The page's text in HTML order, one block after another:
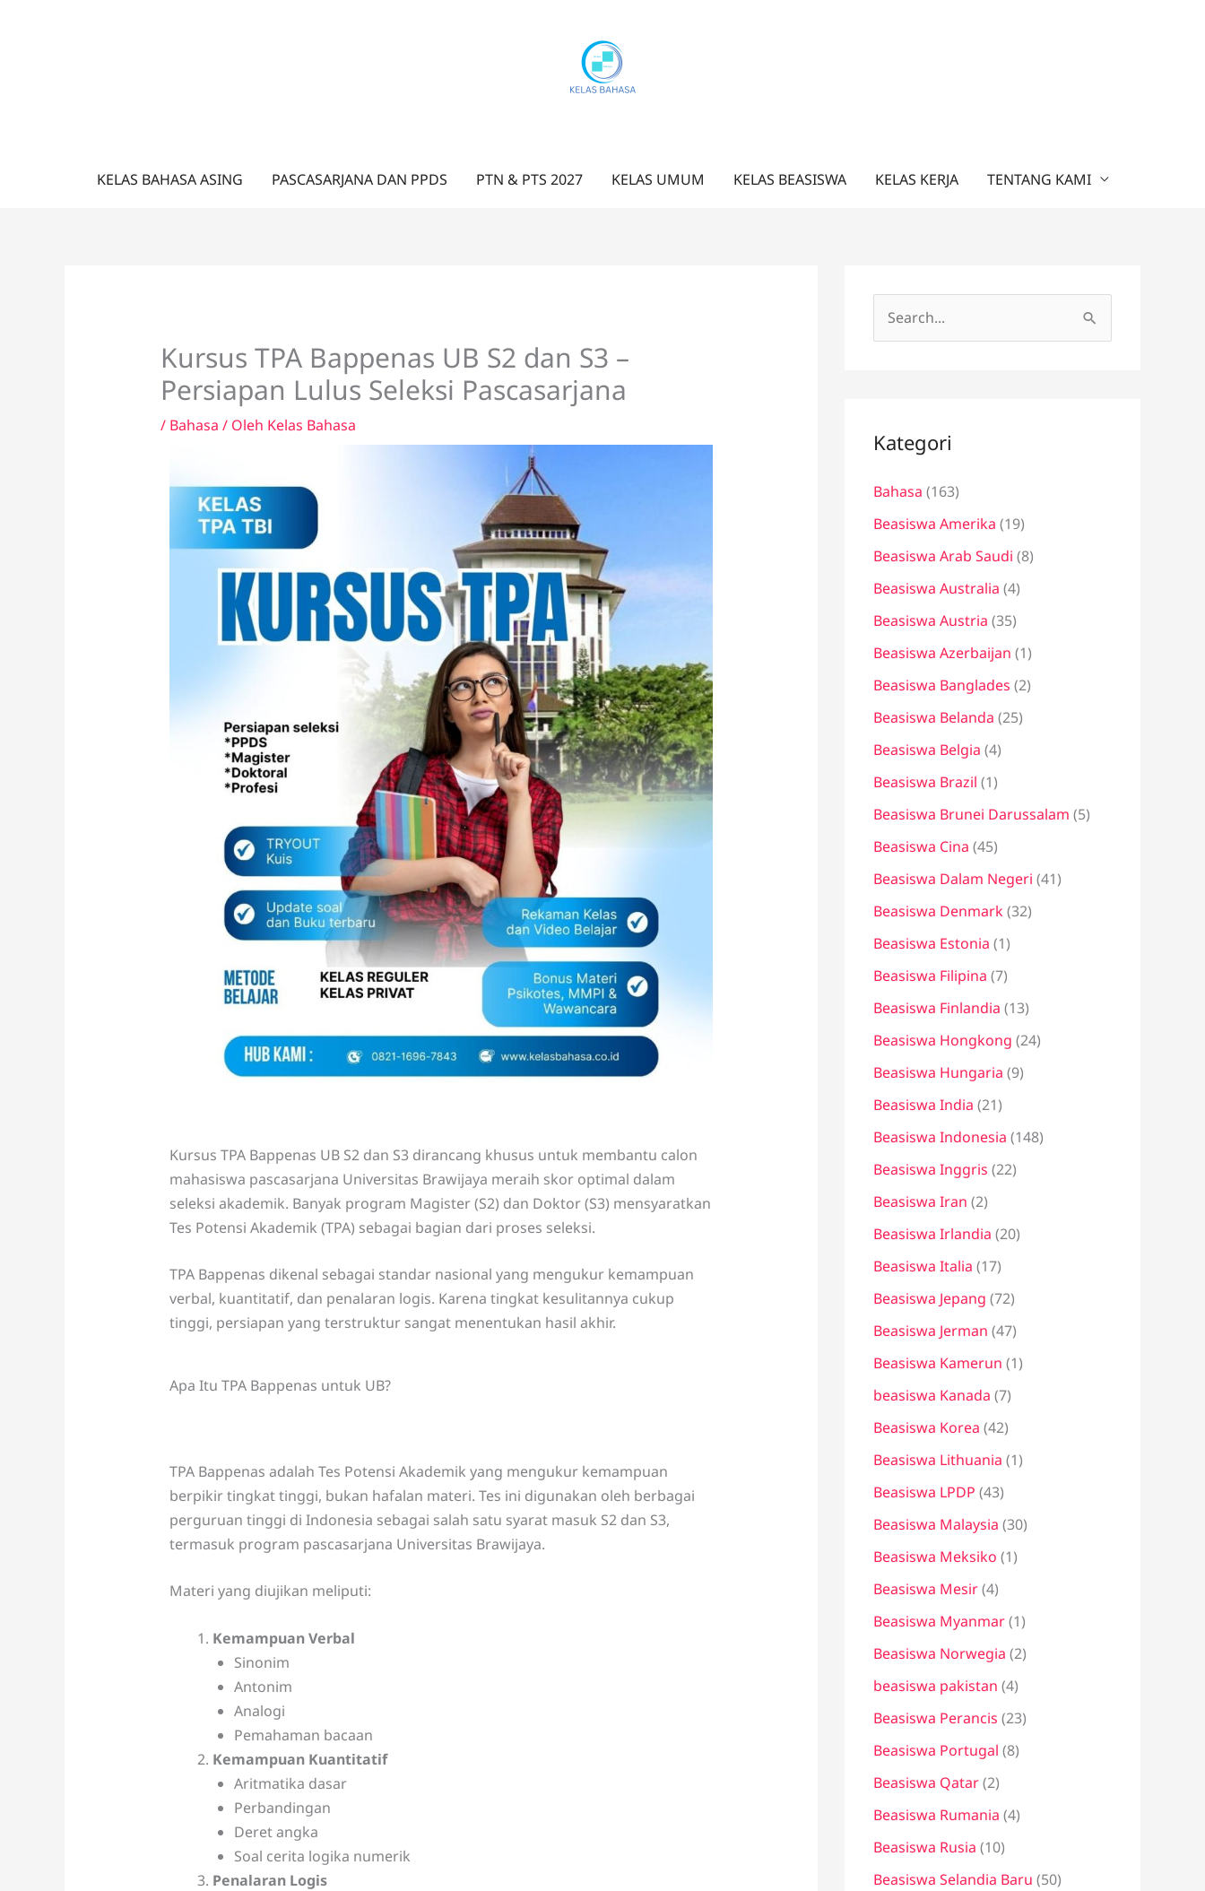
KELAS BAHASA ASING PASCASARJANA DAN PPDS PTN & PTS 2027 KELAS UMUM KELAS BEASISWA KELAS KERJA TENTANG KAMI
Kursus TPA Bappenas UB S2 dan S3 –
Persiapan Lulus Seleksi Pascasarjana
/ Bahasa / Oleh Kelas Bahasa
Kursus TPA Bappenas UB S2 dan S3 dirancang khusus untuk membantu calon
mahasiswa pascasarjana Universitas Brawijaya meraih skor optimal dalam
seleksi akademik. Banyak program Magister (S2) dan Doktor (S3) mensyaratkan
Tes Potensi Akademik (TPA) sebagai bagian dari proses seleksi.
TPA Bappenas dikenal sebagai standar nasional yang mengukur kemampuan
verbal, kuantitatif, dan penalaran logis. Karena tingkat kesulitannya cukup
tinggi, persiapan yang terstruktur sangat menentukan hasil akhir.
Apa Itu TPA Bappenas untuk UB?
TPA Bappenas adalah Tes Potensi Akademik yang mengukur kemampuan
berpikir tingkat tinggi, bukan hafalan materi. Tes ini digunakan oleh berbagai
perguruan tinggi di Indonesia sebagai salah satu syarat masuk S2 dan S3,
termasuk program pascasarjana Universitas Brawijaya.
Materi yang diujikan meliputi:
Kemampuan Verbal
Sinonim
Antonim
Analogi
Pemahaman bacaan
Kemampuan Kuantitatif
Aritmatika dasar
Perbandingan
Deret angka
Soal cerita logika numerik
Penalaran Logis
u
t
u
k
:
Kategori
Bahasa (163)
Beasiswa Amerika (19)
Beasiswa Arab Saudi (8)
Beasiswa Australia (4)
Beasiswa Austria (35)
Beasiswa Azerbaijan (1)
Beasiswa Banglades (2)
Beasiswa Belanda (25)
Beasiswa Belgia (4)
Beasiswa Brazil (1)
Beasiswa Brunei Darussalam (5)
Beasiswa Cina (45)
Beasiswa Dalam Negeri (41)
Beasiswa Denmark(32)
Beasiswa Estonia (1)
Beasiswa Filipina (7)
Beasiswa Finlandia (13)
Beasiswa Hongkong (24)
Beasiswa Hungaria (9)
Beasiswa India (21)
Beasiswa Indonesia (148)
Beasiswa Inggris (22)
Beasiswa Iran (2)
Beasiswa Irlandia (20)
Beasiswa Italia (17)
Beasiswa Jepang (72)
Beasiswa Jerman (47)
Beasiswa Kamerun (1)
beasiswa Kanada (7)
Beasiswa Korea (42)
Beasiswa Lithuania (1)
Beasiswa LPDP (43)
Beasiswa Malaysia (30)
Beasiswa Meksiko (1)
Beasiswa Mesir(4)
Beasiswa Myanmar(1)
Beasiswa Norwegia (2)
beasiswa pakistan (4)
Beasiswa Perancis (23)
Beasiswa Portugal (8)
Beasiswa Qatar(2)
Beasiswa Rumania (4)
Beasiswa Rusia (10)
Beasiswa Selandia Baru (50)